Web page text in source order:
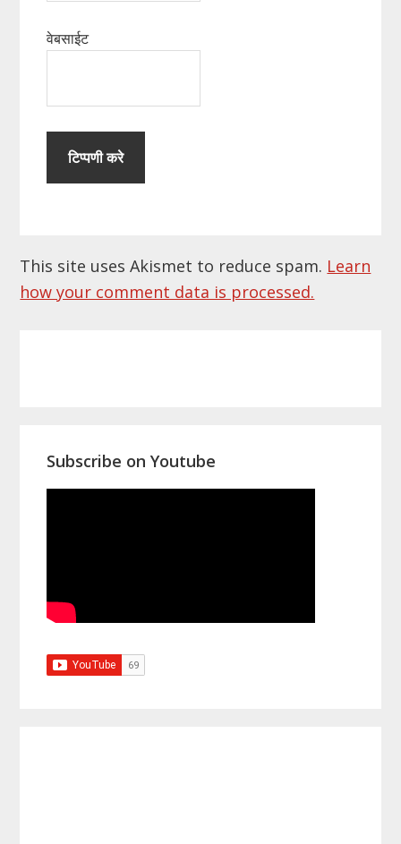
वेबसाईट
This site uses Akismet to reduce spam. Learn
how your comment data is processed.
Subscribe on Youtube